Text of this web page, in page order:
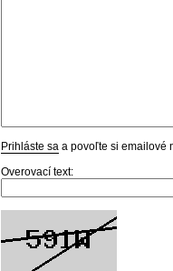
Prihláste sa a povoľte si emailové
Overovací text: